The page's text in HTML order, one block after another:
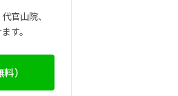
官山院、
す。
）